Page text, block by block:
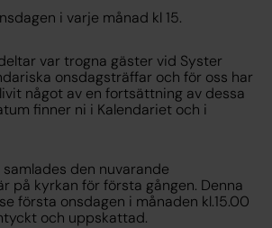
i varje månad kl 15.
var trogna gäster vid Syster
onsdagsträffar och för oss har
något av en fortsättning av dessa
finner ni i Kalendariet och i
den nuvarande
på kyrkan för första gången. Denna
första onsdagen i månaden kl.15.00
och uppskattad.